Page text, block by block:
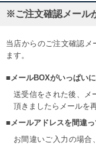
※ご注文確認メール
当店からのご注文確認
ます。
■メールBOXがいっぱいに
送受信をされた後、メ
頂きましたらメールを
■メールアドレスを間違っ
お間違いご入力の場合